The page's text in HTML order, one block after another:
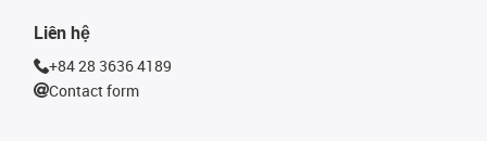
Liên hệ
+84 28 3636 4189
Contact form